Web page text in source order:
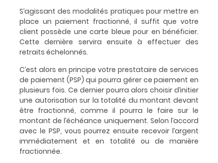
S’agissant des modalités pratiques pour mettre en
place un paiement fractionné, il suffit que votre
client possède une carte bleue pour en bénéficier.
Cette dernière servira ensuite à effectuer des
retraits échelonnés.
C’est alors en principe votre prestataire de services
de paiement (PSP) qui pourra gérer ce paiement en
plusieurs fois. Ce dernier pourra alors choisir d’initier
une autorisation sur la totalité du montant devant
être fractionné, comme il pourra le faire sur le
montant de l’échéance uniquement. Selon l’accord
avec le PSP, vous pourrez ensuite recevoir l’argent
immédiatement et en totalité ou de manière
fractionnée.